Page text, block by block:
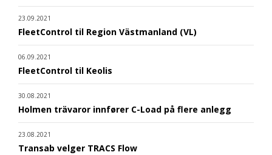
23.09.2021
FleetControl til Region Västmanland (VL)
06.09.2021
FleetControl til Keolis
30.08.2021
Holmen trävaror innfører C-Load på flere anlegg
23.08.2021
Transab velger TRACS Flow